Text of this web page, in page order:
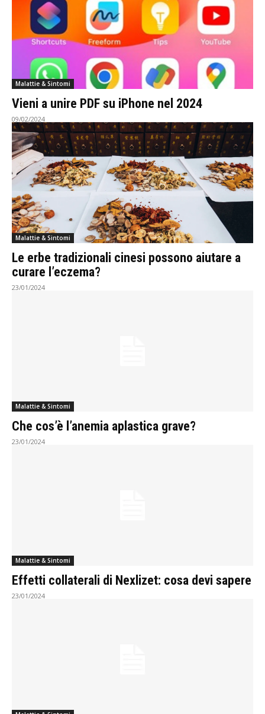
Malattie & Sintomi
Vieni a unire PDF su iPhone nel 2024
09/02/2024
Malattie & Sintomi
Le erbe tradizionali cinesi possono aiutare a
curare l’eczema?
23/01/2024
Malattie & Sintomi
Che cos’è l’anemia aplastica grave?
23/01/2024
Malattie & Sintomi
Effetti collaterali di Nexlizet: cosa devi sapere
23/01/2024